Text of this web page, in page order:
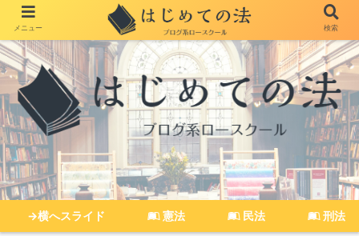
→横へスライド 憲法 民法 刑法
メニュー 検索